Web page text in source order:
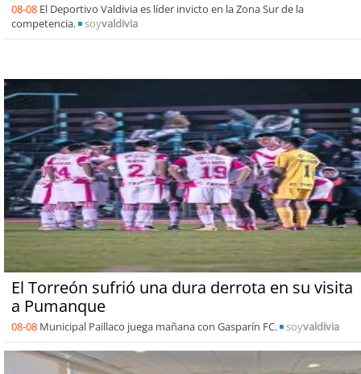
08-08 El Deportivo Valdivia es líder invicto en la Zona Sur de la
competencia.
soyvaldivia
El Torreón sufrió una dura derrota en su visita
a Pumanque
08-08 Municipal Paillaco juega mañana con Gasparín FC. soyvaldivia